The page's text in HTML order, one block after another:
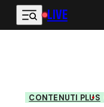
Vai al contenuto principale
LIVE
CONTENUTI PLUS